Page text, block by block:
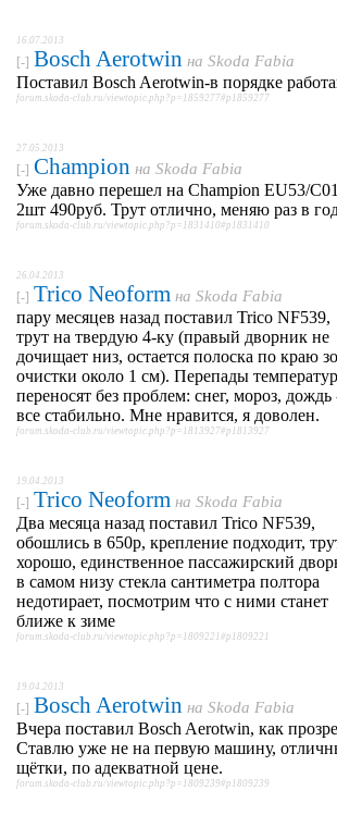
16.07.2013
[-] Bosch Aerotwin на Skoda Fabia
Поставил Bosch Aerotwin-в порядке
forum.skoda-club.ru/viewtopic.php?p=1859277#p1859277
27.05.2013
[-] Champion на Skoda Fabia
Уже давно перешел на Champion EU53/
2шт 490руб. Трут отлично, меняю раз в
forum.skoda-club.ru/viewtopic.php?p=1831410#p1831410
26.04.2013
[-] Trico Neoform на Skoda Fabia
пару месяцев назад поставил Trico NF539,
трут на твердую 4-ку (правый дворник не
дочищает низ, остается полоска по краю
очистки около 1 см). Перепады
переносят без проблем: снег, мороз, дождь
все стабильно. Мне нравится, я доволен.
forum.skoda-club.ru/viewtopic.php?p=1813927#p1813927
19.04.2013
[-] Trico Neoform на Skoda Fabia
Два месяца назад поставил Trico NF539,
обошлись в 650р, крепление подходит,
хорошо, единственное пассажирский
в самом низу стекла сантиметра полтора
недотирает, посмотрим что с ними станет
ближе к зиме
forum.skoda-club.ru/viewtopic.php?p=1809221#p1809221
19.04.2013
[-] Bosch Aerotwin на Skoda Fabia
Вчера поставил Bosch Aerotwin, как
Ставлю уже не на первую машину,
щётки, по адекватной цене.
forum.skoda-club.ru/viewtopic.php?p=1809239#p1809239